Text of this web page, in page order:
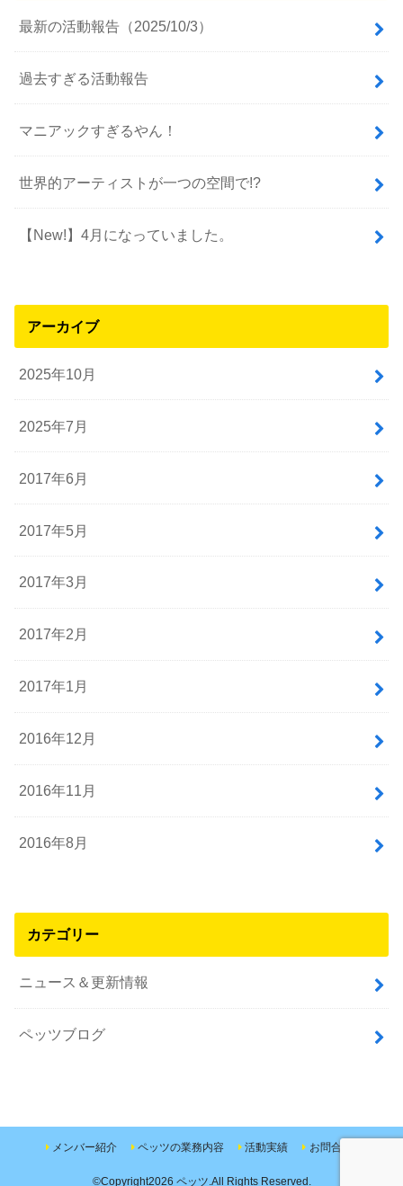
最新の活動報告（2025/10/3）
過去すぎる活動報告
マニアックすぎるやん！
世界的アーティストが一つの空間で!?
【New!】4月になっていました。
アーカイブ
2025年10月
2025年7月
2017年6月
2017年5月
2017年3月
2017年2月
2017年1月
2016年12月
2016年11月
2016年8月
カテゴリー
ニュース＆更新情報
ペッツブログ
メンバー紹介 ペッツの業務内容 活動実績 お問合せ
©Copyright2026 ペッツ .All Rights Reserved.